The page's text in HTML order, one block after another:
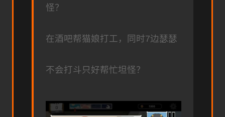
怪？
在酒吧帮猫娘打工，同时7边瑟瑟
不会打斗只好帮忙坦怪？